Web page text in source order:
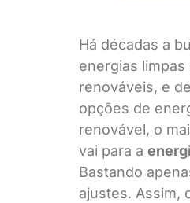
Há décadas a
energias limpas
renováveis, e
opções de
renovável, o
vai para a
Bastando
ajustes. Assim,